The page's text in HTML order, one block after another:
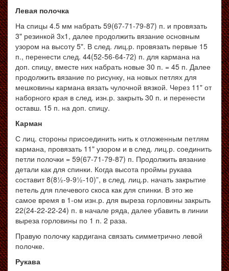
Левая полочка
На спицы 4.5 мм набрать 59(67-71-79-87) п. и провязать
3" резинкой 3х1, далее продолжить вязание основным
узором на высоту 5". В след. лиц.р. провязать первые 15
п., перенести след. 44(52-56-64-72) п. для кармана на
доп. спицу, вместе них набрать новые 30 п. = 45 п. Далее
продолжить вязание по рисунку, на новых петлях для
мешковины кармана вязать чулочной вязкой. Через 11" от
наборного края в след. изн.р. закрыть 30 п. и перенести
оставш. 15 п. на доп. спицу.
Карман
С лиц. стороны присоединить нить к отложенным петлям
кармана, провязать 11" узором и в след. лиц.р. соединить
петли полочки = 59(67-71-79-87) п. Продолжить вязание
детали как для спинки. Когда высота проймы рукава
составит 8(8½-9-9½-10)”, в след. лиц.р. начать закрытие
петель для плечевого скоса как для спинки. В это же
самое время в 1-ом изн.р. для выреза горловины закрыть
22(24-22-22-24) п. в начале ряда, далее убавить в линии
выреза горловины по 1 п. 2 раза.
Правую полочку кардигана связать симметрично левой
полочке.
Рукава